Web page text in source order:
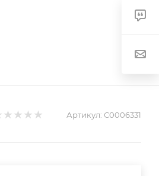
Артикул: С0006331